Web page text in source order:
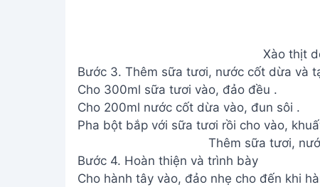
Xào thịt
Bước 3. Thêm sữa tươi, nước cốt dừa và
Cho 300ml sữa tươi vào, đảo đều .
Cho 200ml nước cốt dừa vào, đun sôi .
Pha bột bắp với sữa tươi rồi cho vào,
Thêm sữa tươi,
Bước 4. Hoàn thiện và trình bày
Cho hành tây vào, đảo nhẹ cho đến khi